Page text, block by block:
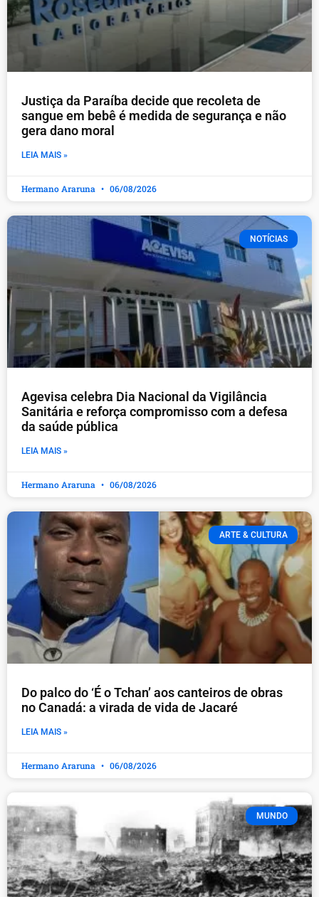
Justiça da Paraíba decide que recoleta de
sangue em bebê é medida de segurança e não
gera dano moral
LEIA MAIS »
Hermano Araruna 06/08/2026
NOTÍCIAS
Agevisa celebra Dia Nacional da Vigilância
Sanitária e reforça compromisso com a defesa
da saúde pública
LEIA MAIS »
Hermano Araruna 06/08/2026
ARTE & CULTURA
Do palco do ‘É o Tchan’ aos canteiros de obras
no Canadá: a virada de vida de Jacaré
LEIA MAIS »
Hermano Araruna 06/08/2026
MUNDO